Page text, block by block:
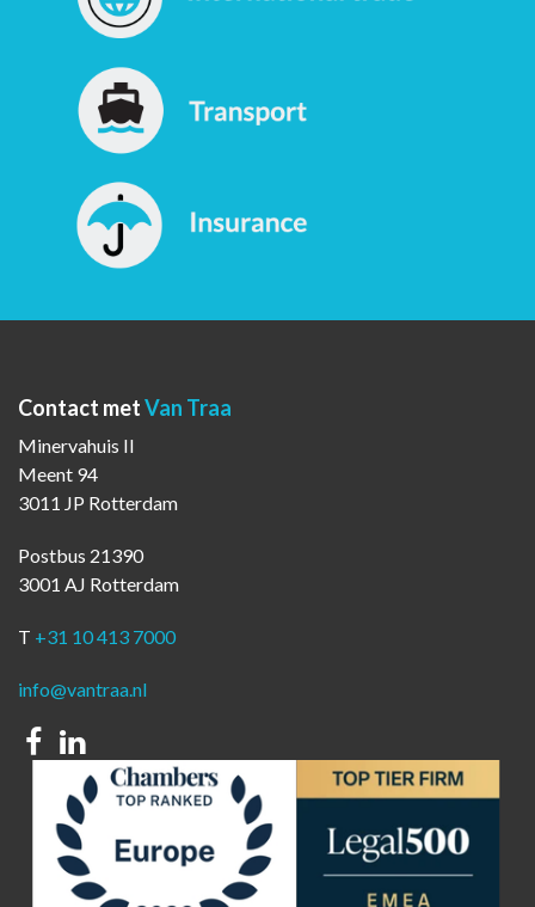
Contact metVan Traa
Minervahuis II
Meent 94
3011 JP Rotterdam
Postbus 21390
3001 AJ Rotterdam
T +31 10 413 7000
info@vantraa.nl
Facebook
Linkedin